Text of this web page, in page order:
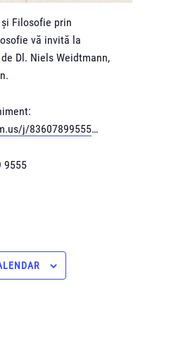
Filosofie prin
vă invită la
Dl. Niels Weidtmann,
j/83607899555…
9555